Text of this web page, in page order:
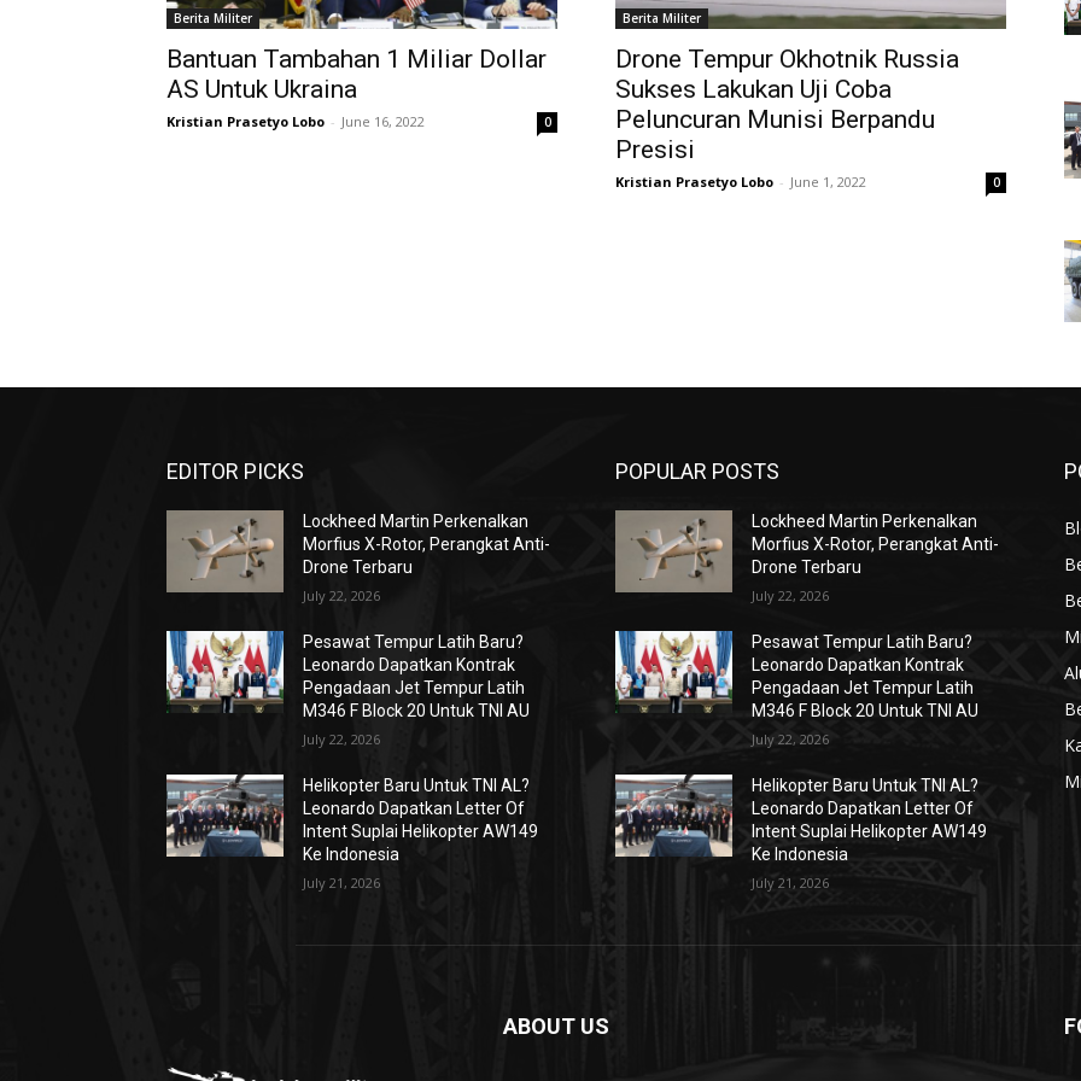
Berita Militer
Bantuan Tambahan 1 Miliar Dollar
AS Untuk Ukraina
Kristian Prasetyo Lobo - June 16, 2022 0
Berita Militer
Drone Tempur Okhotnik Russia
Sukses Lakukan Uji Coba
Peluncuran Munisi Berpandu
Presisi
Kristian Prasetyo Lobo - June 1, 2022 0
EDITOR PICKS
Lockheed Martin Perkenalkan
Morfius X-Rotor, Perangkat Anti-
Drone Terbaru
July 22, 2026
Pesawat Tempur Latih Baru?
Leonardo Dapatkan Kontrak
Pengadaan Jet Tempur Latih
M346 F Block 20 Untuk TNI AU
July 22, 2026
Helikopter Baru Untuk TNI AL?
Leonardo Dapatkan Letter Of
Intent Suplai Helikopter AW149
Ke Indonesia
July 21, 2026
POPULAR POSTS
Lockheed Martin Perkenalkan
Morfius X-Rotor, Perangkat Anti-
Drone Terbaru
July 22, 2026
Pesawat Tempur Latih Baru?
Leonardo Dapatkan Kontrak
Pengadaan Jet Tempur Latih
M346 F Block 20 Untuk TNI AU
July 22, 2026
Helikopter Baru Untuk TNI AL?
Leonardo Dapatkan Letter Of
Intent Suplai Helikopter AW149
Ke Indonesia
July 21, 2026
ABOUT US